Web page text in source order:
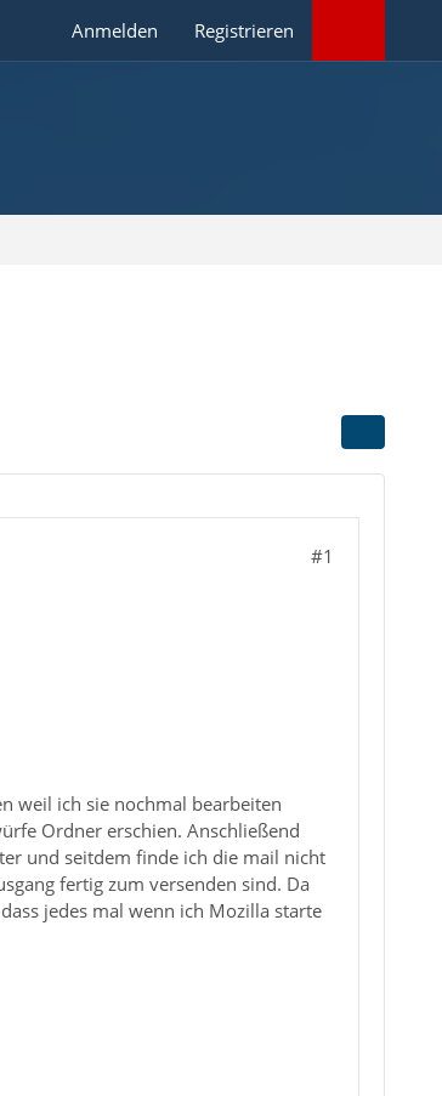
Anmelden Registrieren
#1
weil ich sie nochmal bearbeiten
Ordner erschien. Anschließend
und seitdem finde ich die mail nicht
fertig zum versenden sind. Da
jedes mal wenn ich Mozilla starte